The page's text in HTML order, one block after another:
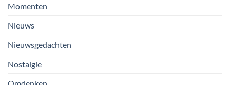
Momenten
Nieuws
Nieuwsgedachten
Nostalgie